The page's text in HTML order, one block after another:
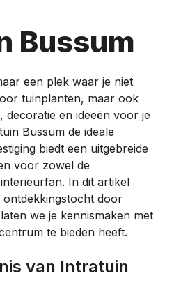
Bussum
een plek waar je niet
tuinplanten, maar ook
decoratie en ideeën voor je
Bussum de ideale
biedt een uitgebreide
voor zowel de
In dit artikel
ontdekkingstocht door
we je kennismaken met
te bieden heeft.
van Intratuin